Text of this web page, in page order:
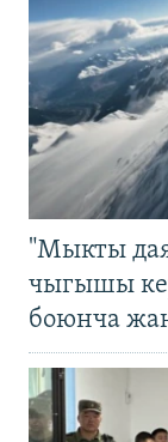
"Мыкты
чыгышы
боюнча